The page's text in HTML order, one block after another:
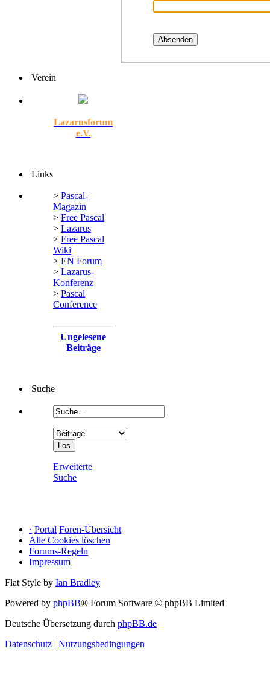
Verein
Lazarusforum
e.V.
Links
> Pascal-
Magazin
> Free Pascal
> Lazarus
> Free Pascal
Wiki
> EN Forum
> Lazarus-
Konferenz
> Pascal
Conference
Ungelesene
Beiträge
Suche
Erweiterte
Suche
· Portal Foren-Übersicht
Alle Cookies löschen
Forums-Regeln
Impressum
Flat Style by Ian Bradley
Powered by phpBB® Forum Software © phpBB Limited
Deutsche Übersetzung durch phpBB.de
Datenschutz | Nutzungsbedingungen